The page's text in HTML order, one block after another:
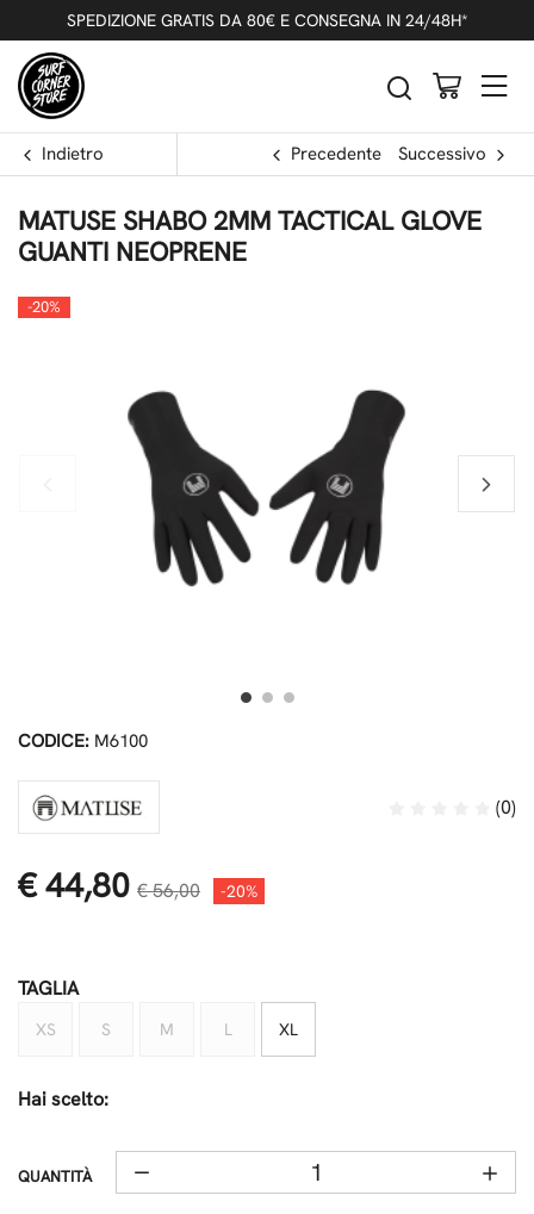
SPEDIZIONE GRATIS DA 80€ E CONSEGNA IN 24/48H*
Indietro Precedente Successivo
MATUSE SHABO 2MM TACTICAL GLOVE
GUANTI NEOPRENE
-20%
CODICE: M6100
(0)
€ 44,80 € 56,00 -20%
TAGLIA
XS S M L XL
Hai scelto:
QUANTITÀ